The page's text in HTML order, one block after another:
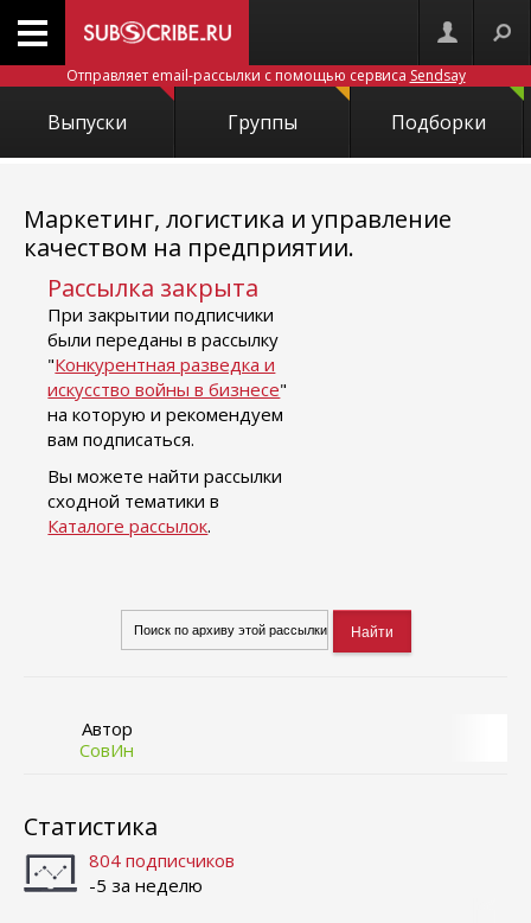
Отправляет email-рассылки с помощью сервиса Sendsay
Выпуски Группы Подборки
Маркетинг, логистика и управление
качеством на предприятии.
Рассылка закрыта
При закрытии подписчики
были переданы в рассылку
"Конкурентная разведка и
искусство войны в бизнесе"
на которую и рекомендуем
вам подписаться.
Вы можете найти рассылки
сходной тематики в
Каталоге рассылок.
Автор
СовИн
Статистика
804 подписчиков
-5 за неделю